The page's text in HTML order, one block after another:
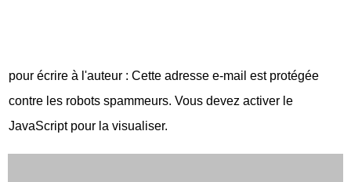
pour écrire à l'auteur : Cette adresse e-mail est protégée
contre les robots spammeurs. Vous devez activer le
JavaScript pour la visualiser.